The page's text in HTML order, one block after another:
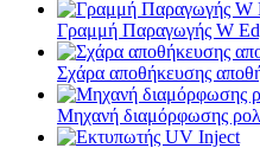
Γραμμή Παραγωγής W
Σχάρα αποθήκευσης
Μηχανή διαμόρφωσης